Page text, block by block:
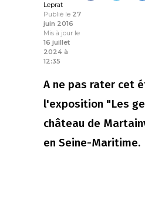
Leprat
Publié le 27
juin 2016
Mis à jour le
16 juillet
2024 à
12:35
A ne pas rater cet
l'exposition "Les
château de
en Seine-Maritime.